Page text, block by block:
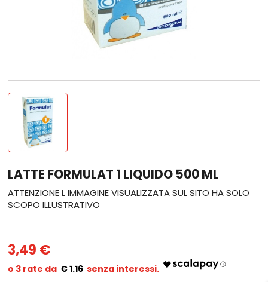
LATTE FORMULAT 1 LIQUIDO 500 ML
ATTENZIONE L IMMAGINE VISUALIZZATA SUL SITO HA SOLO
SCOPO ILLUSTRATIVO
3,49 €
€ 1.16